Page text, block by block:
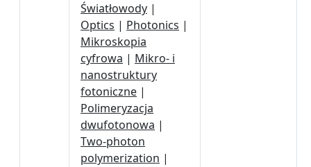
Światłowody |
Optics | Photonics |
Mikroskopia
cyfrowa | Mikro- i
nanostruktury
fotoniczne |
Polimeryzacja
dwufotonowa |
Two-photon
polymerization |